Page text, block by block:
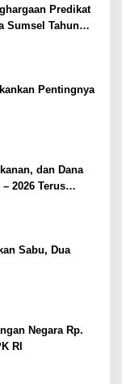
Predikat
Sumsel Tahun
Pentingnya
dan Dana
2026 Terus
Sabu, Dua
Negara Rp.
RI